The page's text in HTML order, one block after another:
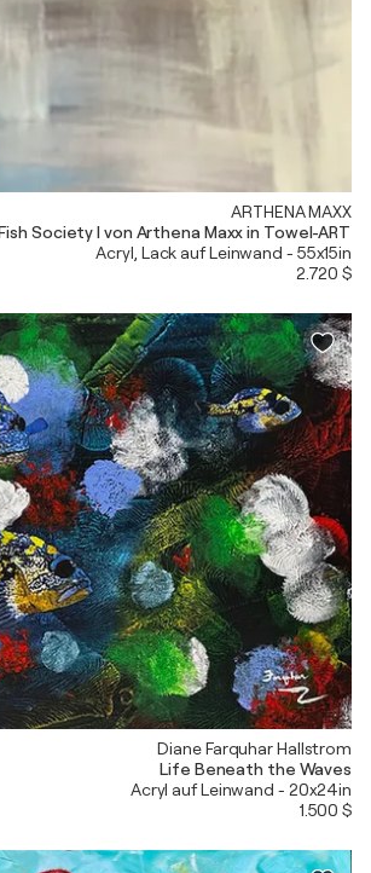
ARTHENA MAXX
Towel Fish Society I von Arthena Maxx in Towel-ART
Acryl, Lack auf Leinwand - 55x15in
2.720 $
Diane Farquhar Hallstrom
Life Beneath the Waves
Acryl auf Leinwand - 20x24in
1.500 $